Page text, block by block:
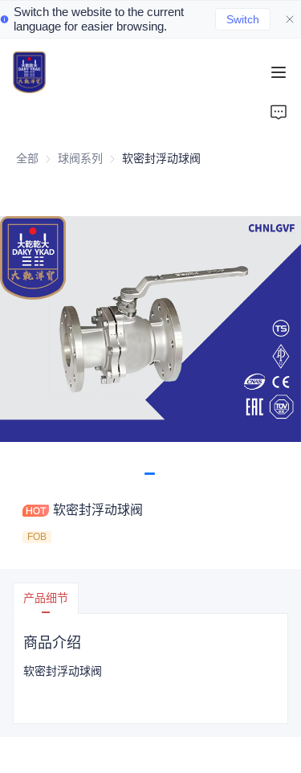
Switch the website to the current
language for easier browsing.
Switch
全部 球阀系列 球阀系列
软密封浮动球阀
软密封浮动球阀
FOB
产品细节
商品介绍
软密封浮动球阀
Home
Valve Products
Valve News
Contact Us